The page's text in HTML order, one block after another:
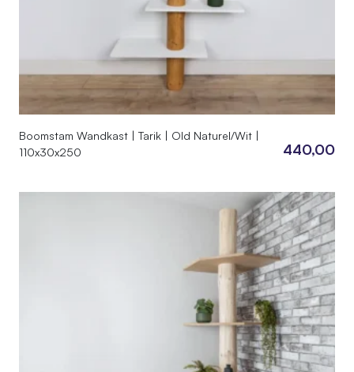
Boomstam Wandkast | Tarik | Old Naturel/Wit |
110x30x250
440,00